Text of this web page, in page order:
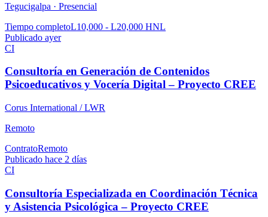
Tegucigalpa · Presencial
Tiempo completoL10,000 - L20,000 HNL
Publicado ayer
CI
Consultoría en Generación de Contenidos
Psicoeducativos y Vocería Digital – Proyecto CREE
Corus International / LWR
Remoto
ContratoRemoto
Publicado hace 2 días
CI
Consultoría Especializada en Coordinación Técnica
y Asistencia Psicológica – Proyecto CREE